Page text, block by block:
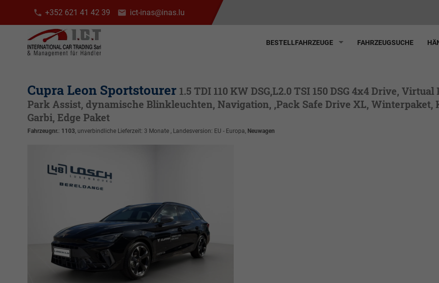
+352 621 41 42 39 ict-inas@inas.lu
BESTELLFAHRZEUGE FAHRZEUGSUCHE
Cupra Leon Sportstourer 1.5 TDI 110 KW DSG,L2.0 TSI 150 DSG 4x4 Drive,
Park Assist, dynamische Blinkleuchten, Navigation, ,Pack Safe Drive XL, Winterpaket,
Garbi, Edge Paket
Fahrzeugnr.: 1103 , unverbindliche Lieferzeit: 3 Monate , Landesversion: EU - Europa, Neuwagen